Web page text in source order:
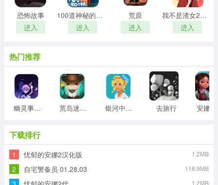
恐怖故事
进入
100道神秘的门游戏
进入
荒原
进入
我不是渣女2游戏
进入
热门推荐
幽灵事务所 荒岛迷宫游戏 银河中的挤奶工游戏 去旅行
下载排行
1 忧郁的安娜2汉化版 1.2MB
2 自宅警备员 01.28.03 118.9MB
1.2MB